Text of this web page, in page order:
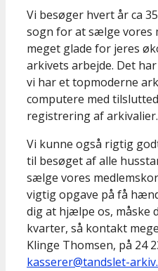
Vi besøger hvert år ca
sogn for at sælge vores
meget glade for jeres
arkivets arbejde. Det
vi har et topmoderne
computere med
registrering af arkivalier.
Vi kunne også rigtig
til besøget af alle
sælge vores
vigtig opgave på få
dig at hjælpe os, måske
kvarter, så kontakt
Klinge Thomsen, på 24
kasserer@tandslet-